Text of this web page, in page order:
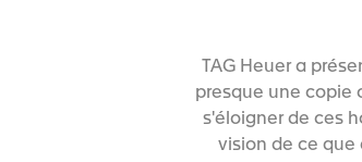
TAG Heuer a
presque une copie
s'éloigner de ces
vision de ce que